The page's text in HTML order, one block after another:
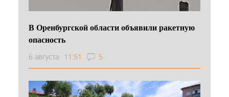
В Оренбургской области объявили ракетную
опасность
6 августа 11:51 5